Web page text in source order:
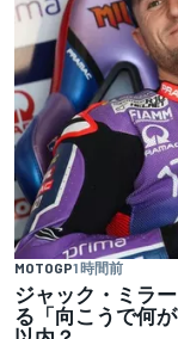
MOTOGP1 時間前
ジャック・ミラ
る「向こうで何